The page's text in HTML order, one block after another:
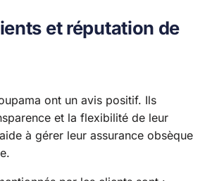
et réputation de
ont un avis positif. Ils
et la flexibilité de leur
à gérer leur assurance obsèque